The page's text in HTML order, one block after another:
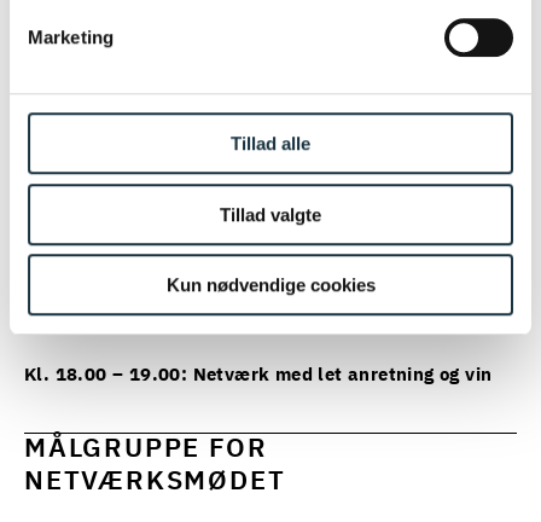
Marketing
Tillad alle
Tillad valgte
Kun nødvendige cookies
Kl. 17.00 – 18.00: Forbehold (fortsat)
4. Skal man offentliggøre et forbehold og skal forbehold
indgå i begrundelsen?
Kl. 18.00 – 19.00: Netværk med let anretning og vin
MÅLGRUPPE FOR
NETVÆRKSMØDET